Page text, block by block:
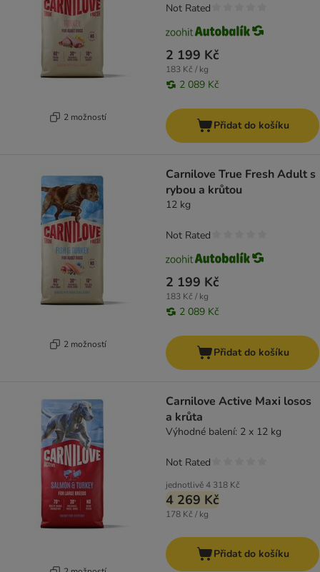
2 možností
2 199 Kč
183 Kč / kg
2 089 Kč
Not Rated
Přidat do košíku
2 možností
Carnilove True Fresh Adult s
rybou a krůtou
12 kg
2 199 Kč
183 Kč / kg
2 089 Kč
Not Rated
Přidat do košíku
Carnilove Active Maxi losos
a krůta
Výhodné balení: 2 x 12 kg
jednotlivě4 318 Kč
4 269 Kč
178 Kč / kg
Not Rated
Přidat do košíku